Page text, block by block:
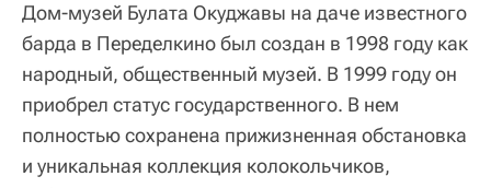
Дом-музей Булата Окуджавы на даче известного
барда в Переделкино был создан в 1998 году как
народный, общественный музей. В 1999 году он
приобрел статус государственного. В нем
полностью сохранена прижизненная обстановка
и уникальная коллекция колокольчиков,